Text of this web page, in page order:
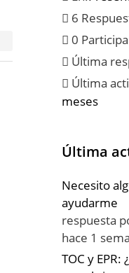
6
0
Última
Última
meses
Última
Necesito
ayudarme
respuesta
hace 1
TOC y EPR: